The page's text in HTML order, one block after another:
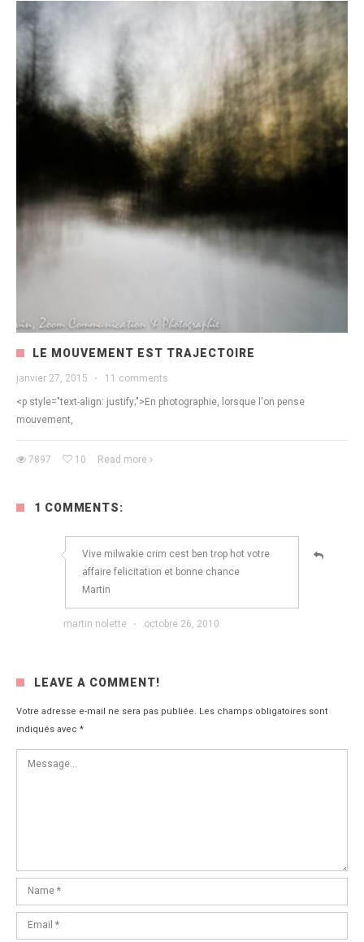
LE MOUVEMENT EST TRAJECTOIRE
janvier 27, 2015 · 11 comments
<p style="text-align: justify;">En photographie, lorsque l'on pense
mouvement,
7897 10 Read more
1 COMMENTS:
Vive milwakie crim cest ben trop hot votre
affaire felicitation et bonne chance
Martin
martin nolette · octobre 26, 2010
LEAVE A COMMENT!
Votre adresse e-mail ne sera pas publiée. Les champs obligatoires sont
indiqués avec *